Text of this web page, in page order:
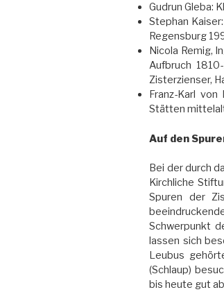
Gudrun Gleba:
Stephan
Regensburg
Nicola Remig,
Aufbruch
Zisterzienser,
Franz-Karl
Stätten
Auf den
Bei der durch
Kirchliche
Spuren der
Schwerpunkt
lassen sich
Leubus
(Schlaup)
bis heute gut